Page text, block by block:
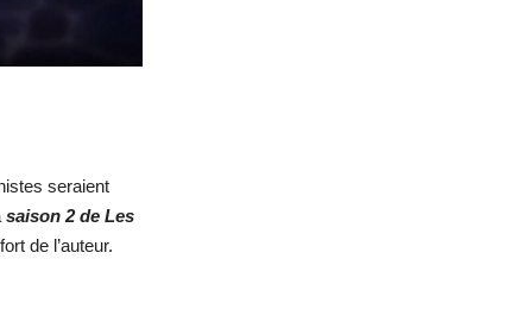
seraient
saison 2 de Les
de l’auteur.